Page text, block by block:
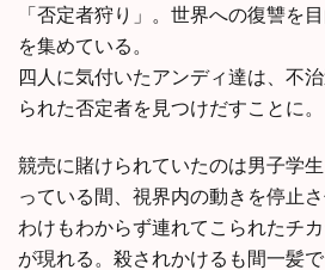
「否定者狩り」。世界への復讐を
を集めている。
四人に気付いたアンディ達は、不
られた否定者を見つけだすことに。
競売に賭けられていたのは男子学
っている間、視界内の動きを停止
わけもわからず連れてこられたチ
が現れる。殺されかけるも間一髪